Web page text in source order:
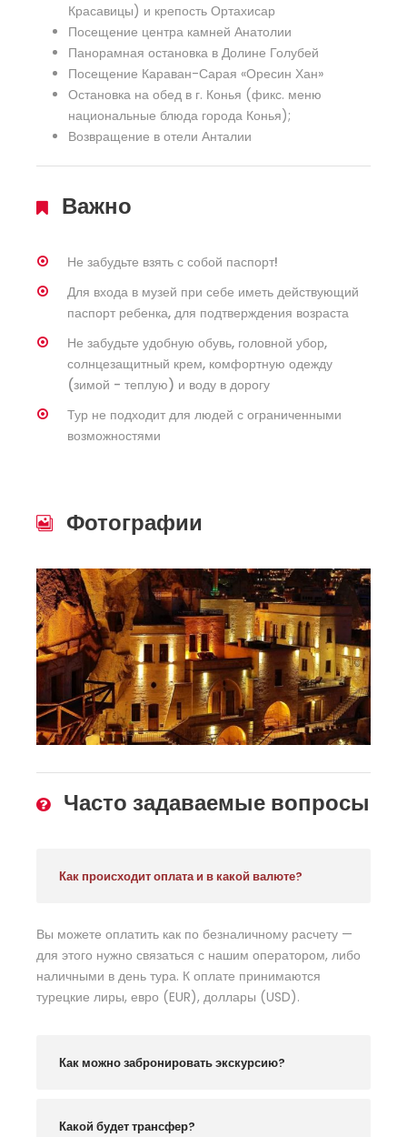
Красавицы) и крепость Ортахисар
Посещение центра камней Анатолии
Панорамная остановка в Долине Голубей
Посещение Караван-Сарая «Оресин Хан»
Остановка на обед в г. Конья (фикс. меню
национальные блюда города Конья);
Возвращение в отели Анталии
Важно
Не забудьте взять с собой паспорт!
Для входа в музей при себе иметь действующий
паспорт ребенка, для подтверждения возраста
Не забудьте удобную обувь, головной убор,
солнцезащитный крем, комфортную одежду
(зимой - теплую) и воду в дорогу
Тур не подходит для людей с ограниченными
возможностями
Фотографии
Часто задаваемые вопросы
Как происходит оплата и в какой валюте?
Вы можете оплатить как по безналичному расчету —
для этого нужно связаться с нашим оператором, либо
наличными в день тура. К оплате принимаются
турецкие лиры, евро (EUR), доллары (USD).
Как можно забронировать экскурсию?
Какой будет трансфер?